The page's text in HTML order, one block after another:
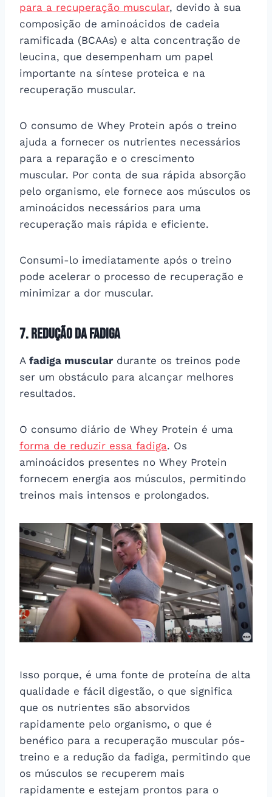
para a recuperação muscular, devido à sua
composição de aminoácidos de cadeia
ramificada (BCAAs) e alta concentração de
leucina, que desempenham um papel
importante na síntese proteica e na
recuperação muscular.
O consumo de Whey Protein após o treino
ajuda a fornecer os nutrientes necessários
para a reparação e o crescimento
muscular. Por conta de sua rápida absorção
pelo organismo, ele fornece aos músculos os
aminoácidos necessários para uma
recuperação mais rápida e eficiente.
Consumi-lo imediatamente após o treino
pode acelerar o processo de recuperação e
minimizar a dor muscular.
7. Redução da fadiga
A fadiga muscular durante os treinos pode
ser um obstáculo para alcançar melhores
resultados.
O consumo diário de Whey Protein é uma
forma de reduzir essa fadiga. Os
aminoácidos presentes no Whey Protein
fornecem energia aos músculos, permitindo
treinos mais intensos e prolongados.
Isso porque, é uma fonte de proteína de alta
qualidade e fácil digestão, o que significa
que os nutrientes são absorvidos
rapidamente pelo organismo, o que é
benéfico para a recuperação muscular pós-
treino e a redução da fadiga, permitindo que
os músculos se recuperem mais
rapidamente e estejam prontos para o